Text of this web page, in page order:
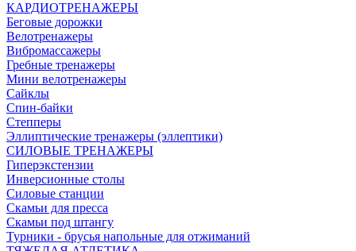
КАРДИОТРЕНАЖЕРЫ
Беговые дорожки
Велотренажеры
Вибромассажеры
Гребные тренажеры
Мини велотренажеры
Сайклы
Спин-байки
Степперы
Эллиптические тренажеры (эллептики)
СИЛОВЫЕ ТРЕНАЖЕРЫ
Гиперэкстензии
Инверсионные столы
Силовые станции
Скамьи для пресса
Скамьи под штангу
Турники - брусья напольные для отжиманий